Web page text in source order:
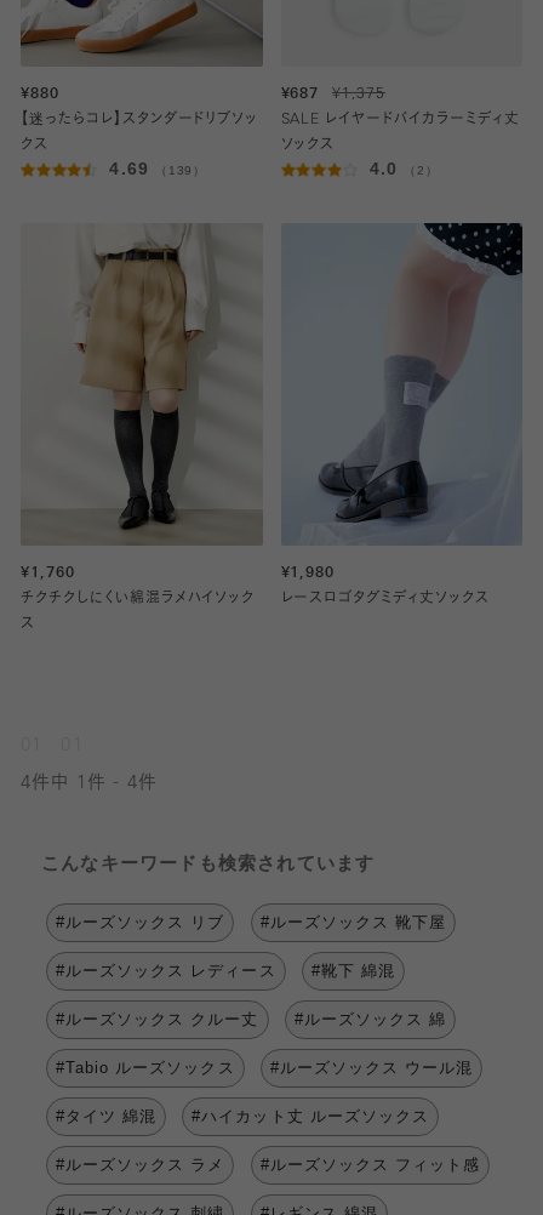
¥880
【迷ったらコレ】スタンダードリブソッ
クス
4.69 （139）
¥687
¥1,375
SALE レイヤードバイカラーミディ丈
ソックス
4.0 （2）
¥1,760
チクチクしにくい綿混ラメハイソック
ス
¥1,980
レースロゴタグミディ丈ソックス
4件中 1件 - 4件
こんなキーワードも検索されています
#ルーズソックス リブ #ルーズソックス 靴下屋
#ルーズソックス レディース #靴下 綿混
#ルーズソックス クルー丈 #ルーズソックス 綿
#Tabio ルーズソックス #ルーズソックス ウール混
#タイツ 綿混 #ハイカット丈 ルーズソックス
#ルーズソックス ラメ #ルーズソックス フィット感